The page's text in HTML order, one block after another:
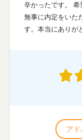
辛かったです。 希
無事に内定をいた
す。本当にありが
ア